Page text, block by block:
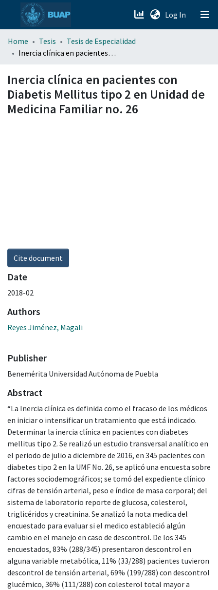
Log In (current)
menu.section.about_menu
Home Tesis
Tesis de Especialidad
Inercia clínica en pacientes con Diabetis Mellitus tipo 2 en Unidad de Medicina Familiar no. 26
Inercia clínica en pacientes con
Diabetis Mellitus tipo 2 en Unidad de
Medicina Familiar no. 26
Cite document
Date
2018-02
Authors
Reyes Jiménez, Magali
Publisher
Benemérita Universidad Autónoma de Puebla
Abstract
“La Inercia clínica es definida como el fracaso de los médicos
en iniciar o intensificar un tratamiento que está indicado.
Determinar la inercia clínica en pacientes con diabetes
mellitus tipo 2. Se realizó un estudio transversal analítico en
el periodo de julio a diciembre de 2016, en 345 pacientes con
diabetes tipo 2 en la UMF No. 26, se aplicó una encuesta sobre
factores sociodemográficos; se tomó del expediente clínico
cifras de tensión arterial, peso e índice de masa corporal; del
sistema de laboratorio reporte de glucosa, colesterol,
triglicéridos y creatinina. Se analizó la nota medica del
encuestado para evaluar si el medico estableció algún
cambio en el manejo en caso de descontrol. De los 345
encuestados, 83% (288/345) presentaron descontrol en
alguna variable metabólica, 11% (33/288) pacientes tuvieron
descontrol de tensión arterial, 69% (199/288) con descontrol
glucémico, 36% (111/288) con colesterol total mayor a